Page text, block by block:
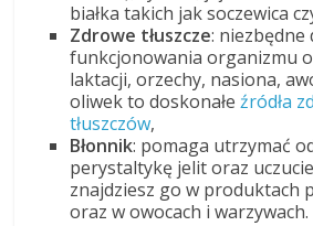
białka takich jak soczewica
Zdrowe tłuszcze: niezbędne
funkcjonowania organizmu
laktacji, orzechy, nasiona,
oliwek to doskonałeźródła
tłuszczów,
Błonnik: pomaga utrzymać
perystaltykę jelit oraz
znajdziesz go w produktach
oraz w owocach i warzywach.